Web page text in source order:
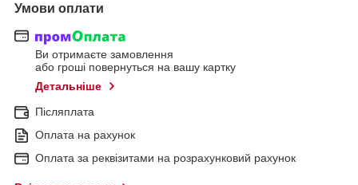
Умови оплати
Ви отримаєте замовлення
або гроші повернуться на вашу картку
Детальніше
Післяплата
Оплата на рахунок
Оплата за реквізитами на розрахунковий рахунок